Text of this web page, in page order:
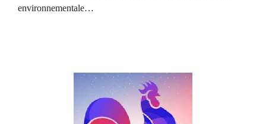
environnementale…